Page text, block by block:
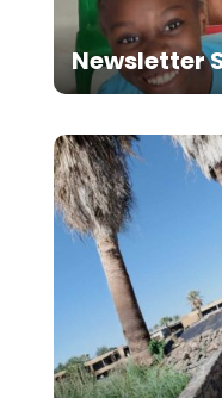
Newsletter